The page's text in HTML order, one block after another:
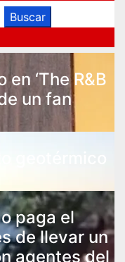
Buscar
‘The R&B
un fan
paga el
de llevar un
agentes del